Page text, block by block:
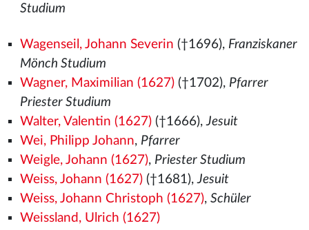
Studium
Wagenseil, Johann Severin (†1696), Franziskaner
Mönch Studium
Wagner, Maximilian (1627)(†1702), Pfarrer
Priester Studium
Walter, Valentin (1627)(†1666),Jesuit
Wei, Philipp Johann, Pfarrer
Weigle, Johann (1627), Priester Studium
Weiss, Johann (1627)(†1681),Jesuit
Weiss, Johann Christoph (1627), Schüler
Weissland, Ulrich (1627)